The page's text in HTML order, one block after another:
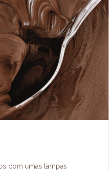
com umas tampas